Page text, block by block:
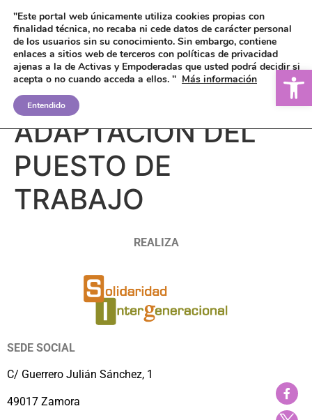
SOLICITUD DE
ADAPTACIÓN DEL
PUESTO DE
TRABAJO
REALIZA
SEDE SOCIAL
C/ Guerrero Julián Sánchez, 1
49017 Zamora
"Este portal web únicamente utiliza cookies propias con
finalidad técnica, no recaba ni cede datos de carácter personal
de los usuarios sin su conocimiento. Sin embargo, contiene
enlaces a sitios web de terceros con políticas de privacidad
ajenas a la de Activas y Empoderadas que usted podrá decidir si
acepta o no cuando acceda a ellos. " Más información
Entendido